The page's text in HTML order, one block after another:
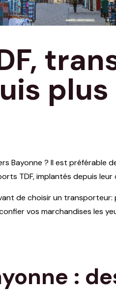
Bayonne ? Il est préférable
TDF, implantés depuis leur
de choisir un
vos marchandises les
: